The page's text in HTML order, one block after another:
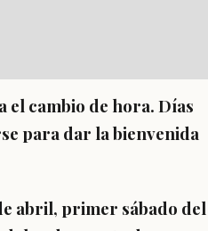
el cambio de hora. Días
para dar la bienvenida
abril, primer sábado del